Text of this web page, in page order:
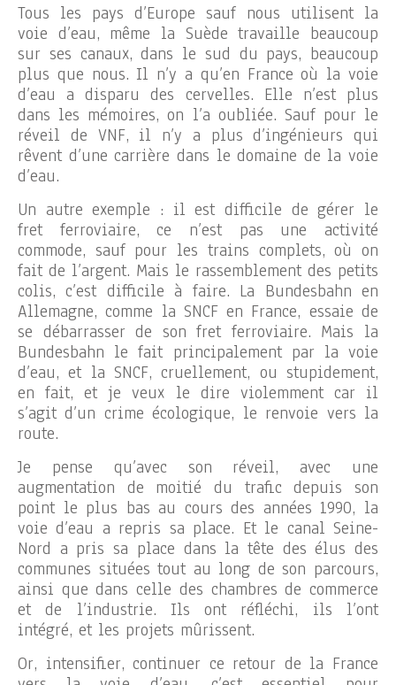
Tous les pays d’Europe sauf nous utilisent la
voie d’eau, même la Suède travaille beaucoup
sur ses canaux, dans le sud du pays, beaucoup
plus que nous. Il n’y a qu’en France où la voie
d’eau a disparu des cervelles. Elle n’est plus
dans les mémoires, on l’a oubliée. Sauf pour le
réveil de VNF, il n’y a plus d’ingénieurs qui
rêvent d’une carrière dans le domaine de la voie
d’eau.
Un autre exemple : il est difficile de gérer le
fret ferroviaire, ce n’est pas une activité
commode, sauf pour les trains complets, où on
fait de l’argent. Mais le rassemblement des petits
colis, c’est difficile à faire. La Bundesbahn en
Allemagne, comme la SNCF en France, essaie de
se débarrasser de son fret ferroviaire. Mais la
Bundesbahn le fait principalement par la voie
d’eau, et la SNCF, cruellement, ou stupidement,
en fait, et je veux le dire violemment car il
s’agit d’un crime écologique, le renvoie vers la
route.
Je pense qu’avec son réveil, avec une
augmentation de moitié du trafic depuis son
point le plus bas au cours des années 1990, la
voie d’eau a repris sa place. Et le canal Seine-
Nord a pris sa place dans la tête des élus des
communes situées tout au long de son parcours,
ainsi que dans celle des chambres de commerce
et de l’industrie. Ils ont réfléchi, ils l’ont
intégré, et les projets mûrissent.
Or, intensifier, continuer ce retour de la France